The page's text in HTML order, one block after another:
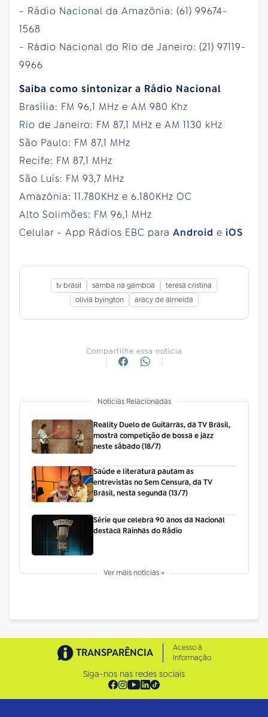
- Rádio Nacional da Amazônia: (61) 99674-
1568
- Rádio Nacional do Rio de Janeiro: (21) 97119-
9966
Saiba como sintonizar a Rádio Nacional
Brasília: FM 96,1 MHz e AM 980 Khz
Rio de Janeiro: FM 87,1 MHz e AM 1130 kHz
São Paulo: FM 87,1 MHz
Recife: FM 87,1 MHz
São Luís: FM 93,7 MHz
Amazônia: 11.780KHz e 6.180KHz OC
Alto Solimões: FM 96,1 MHz
Celular - App Rádios EBC para Android e iOS
tv brasil samba na gamboa
teresa cristina
olivia byington
aracy de almeida
Compartilhe essa notícia
Notícias Relacionadas
Reality Duelo de Guitarras, da TV Brasil,
mostra competição de bossa e jazz
neste sábado (18/7)
Saúde e literatura pautam as
entrevistas no Sem Censura, da TV
Brasil, nesta segunda (13/7)
Série que celebra 90 anos da Nacional
destaca Rainhas do Rádio
Ver mais notícias +
TRANSPARÊNCIA
Acesso à
Informação
Siga-nos nas redes sociais